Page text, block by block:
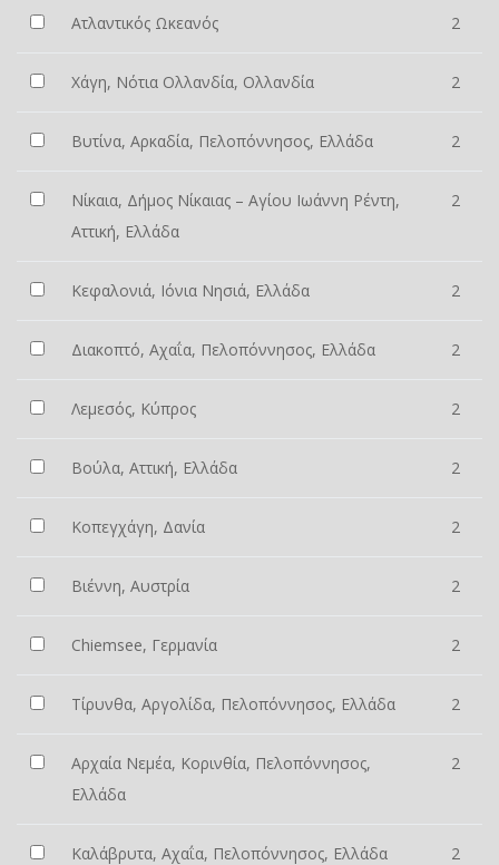
Ατλαντικός Ωκεανός 2
Χάγη, Νότια Ολλανδία, Ολλανδία 2
Βυτίνα, Αρκαδία, Πελοπόννησος, Ελλάδα 2
Νίκαια, Δήμος Νίκαιας – Αγίου Ιωάννη Ρέντη,
Αττική, Ελλάδα
2
Κεφαλονιά, Ιόνια Νησιά, Ελλάδα 2
Διακοπτό, Αχαΐα, Πελοπόννησος, Ελλάδα 2
Λεμεσός, Κύπρος 2
Βούλα, Αττική, Ελλάδα 2
Κοπεγχάγη, Δανία 2
Βιέννη, Αυστρία 2
Chiemsee, Γερμανία 2
Τίρυνθα, Αργολίδα, Πελοπόννησος, Ελλάδα 2
Αρχαία Νεμέα, Κορινθία, Πελοπόννησος,
Ελλάδα
2
Καλάβρυτα, Αχαΐα, Πελοπόννησος, Ελλάδα 2